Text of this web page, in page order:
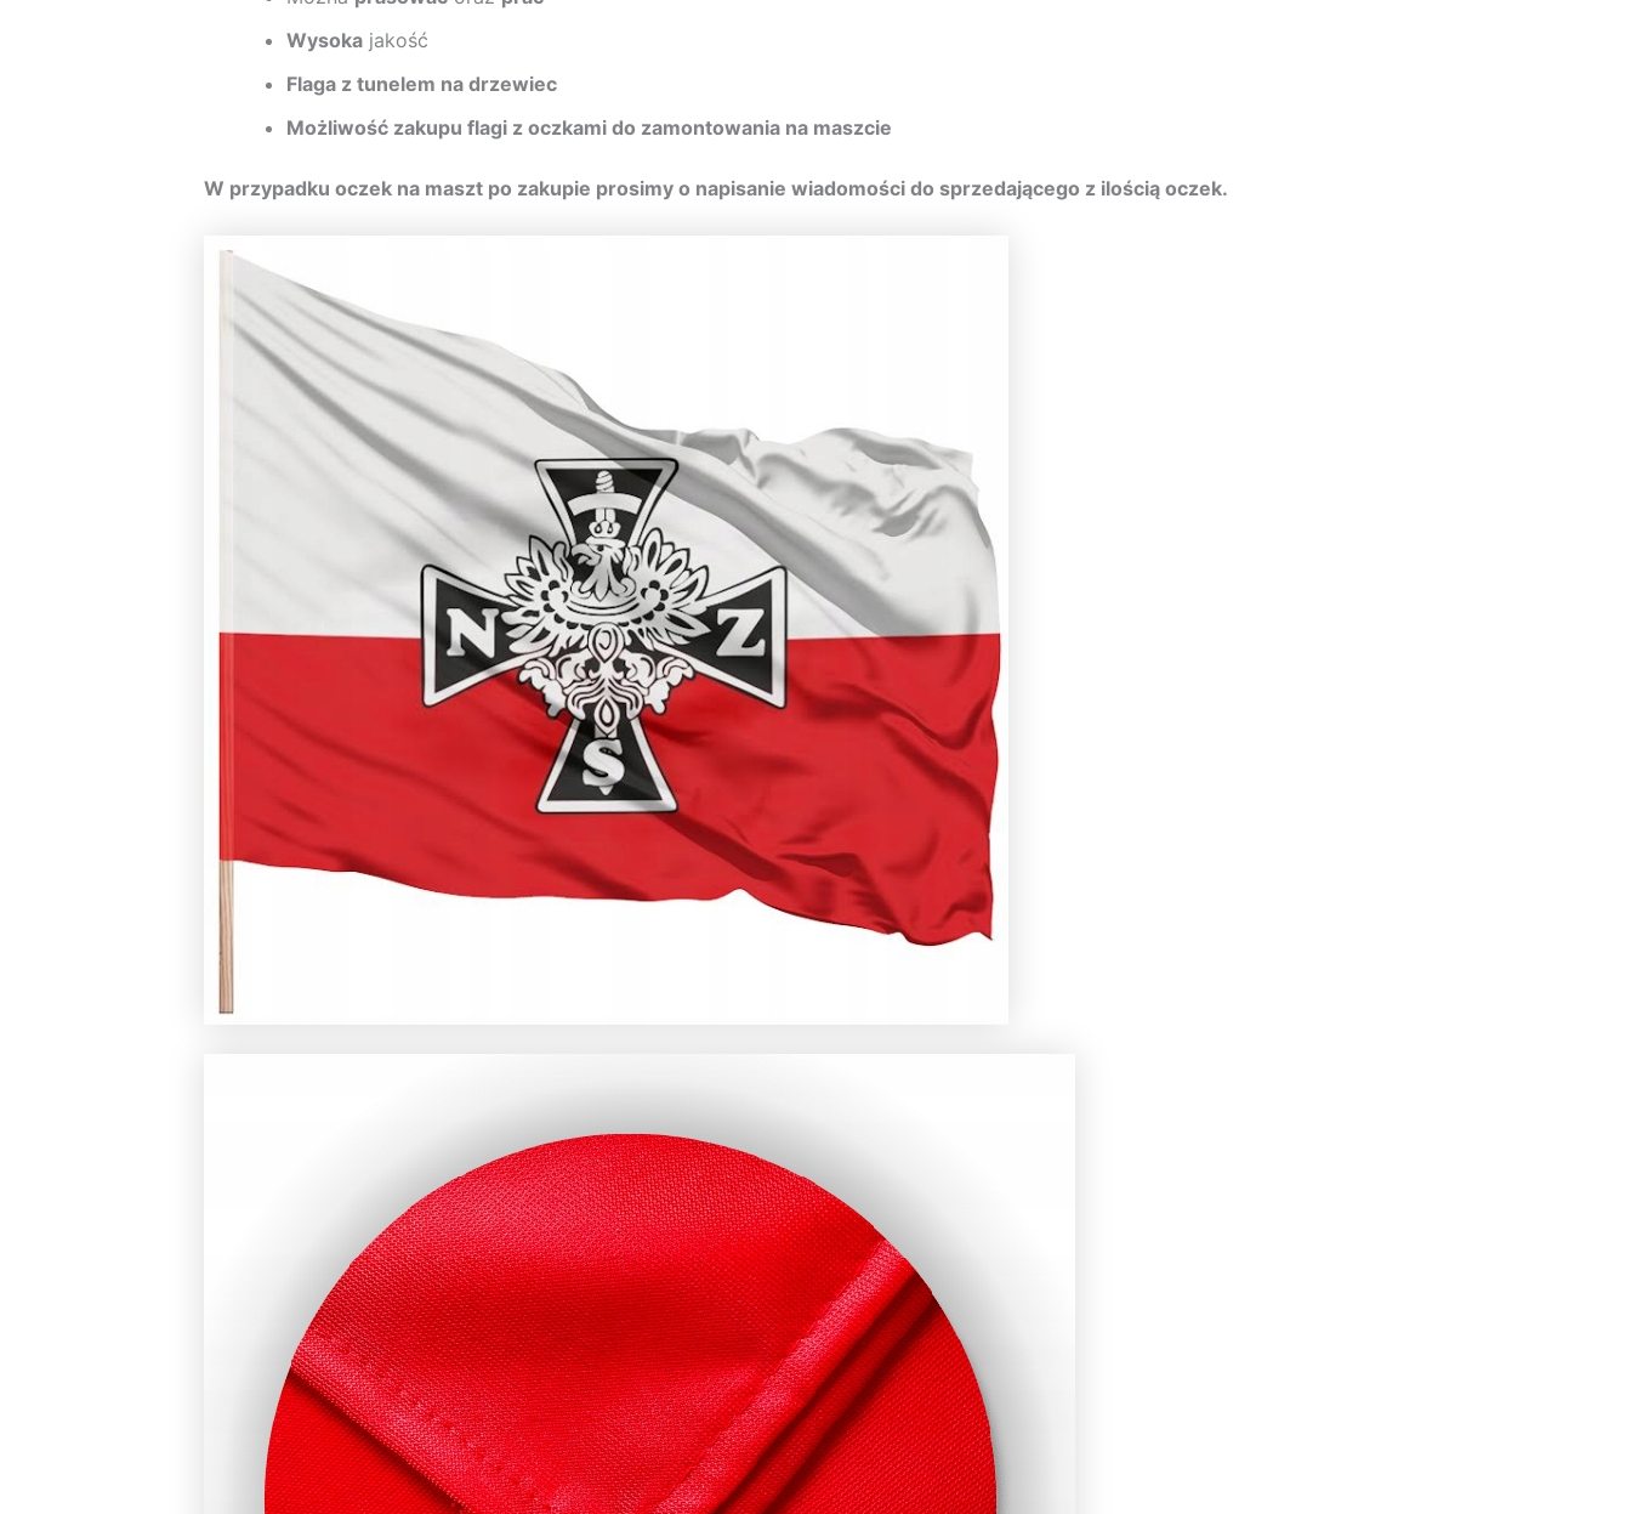
Wysokajakość
Flaga z tunelem na drzewiec
Możliwość zakupu flagi z oczkami do zamontowania na maszcie
W przypadku oczek na maszt po zakupie prosimy o napisanie wiadomości do sprzedającego z ilością oczek.